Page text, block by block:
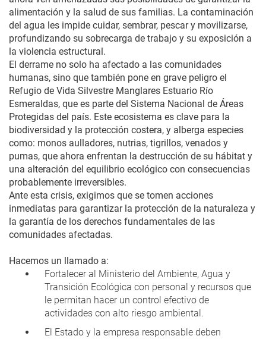
alimentación y la salud de sus familias. La contaminación
del agua les impide cuidar, sembrar, pescar y movilizarse,
profundizando su sobrecarga de trabajo y su exposición a
la violencia estructural.
El derrame no solo ha afectado a las comunidades
humanas, sino que también pone en grave peligro el
Refugio de Vida Silvestre Manglares Estuario Río
Esmeraldas, que es parte del Sistema Nacional de Áreas
Protegidas del país. Este ecosistema es clave para la
biodiversidad y la protección costera, y alberga especies
como: monos aulladores, nutrias, tigrillos, venados y
pumas, que ahora enfrentan la destrucción de su hábitat y
una alteración del equilibrio ecológico con consecuencias
probablemente irreversibles.
Ante esta crisis, exigimos que se tomen acciones
inmediatas para garantizar la protección de la naturaleza y
la garantía de los derechos fundamentales de las
comunidades afectadas.
Hacemos un llamado a:
Fortalecer al Ministerio del Ambiente, Agua y
Transición Ecológica con personal y recursos que
le permitan hacer un control efectivo de
actividades con alto riesgo ambiental.
El Estado y la empresa responsable deben